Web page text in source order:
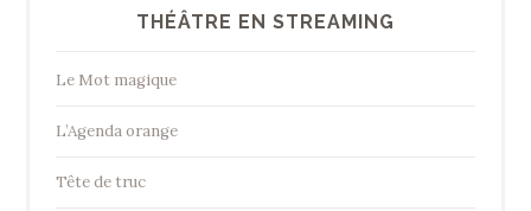
THÉÂTRE EN STREAMING
Le Mot magique
L’Agenda orange
Tête de truc